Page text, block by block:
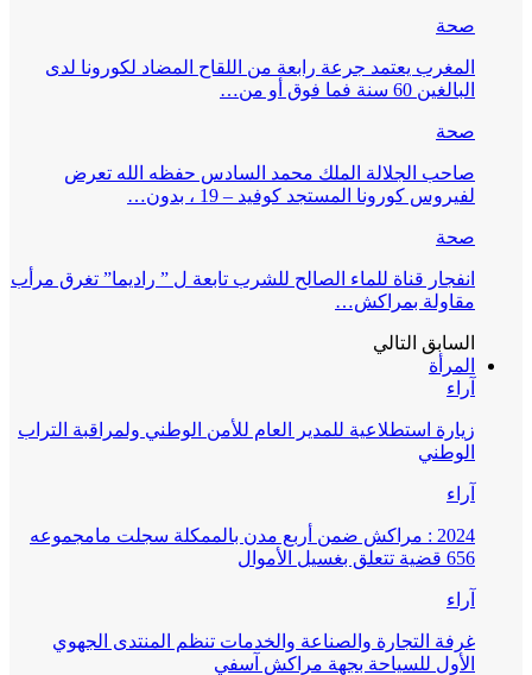
صحة
المغرب يعتمد جرعة رابعة من اللقاح المضاد لكورونا لدى
البالغين 60 سنة فما فوق أو من…
صحة
صاحب الجلالة الملك محمد السادس حفظه الله تعرض
لفيروس كورونا المستجد كوفيد – 19 ، بدون…
صحة
انفجار قناة للماء الصالح للشرب تابعة ل ” راديما” تغرق مرأب
مقاولة بمراكش…
السابق التالي
المرأة
آراء
زيارة استطلاعية للمدير العام للأمن الوطني ولمراقبة التراب
الوطني
آراء
2024 : مراكش ضمن أربع مدن بالممكلة سجلت مامجموعه
656 قضية تتعلق بغسيل الأموال
آراء
غرفة التجارة والصناعة والخدمات تنظم المنتدى الجهوي
الأول للسياحة بجهة مراكش آسفي